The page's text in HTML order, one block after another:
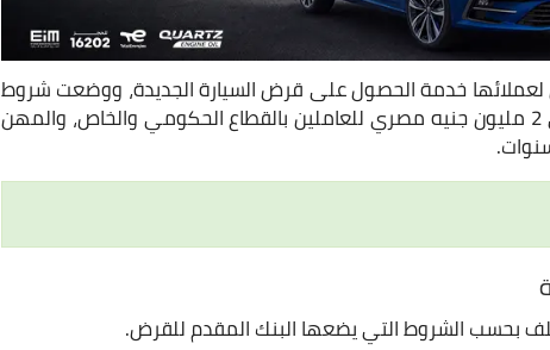
خدمة الحصول على قرض السيارة الجديدة، ووضعت شروط
بسيطة للحصول على القرض بتمويل قد يصل إلى 2 مليون جنيه مصري للعاملين بالقطاع الحكومي والخاص، والمهن
بحسب الشروط التي يضعها البنك المقدم للقرض.